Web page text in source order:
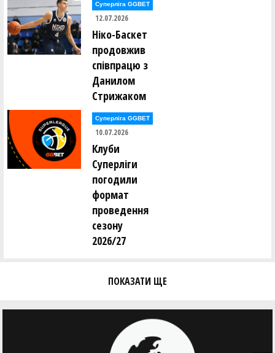
Даніїл Кощей (Бершадський ліцей (Вінниччина))
Матвій Кравець (ДНІПРОВСЬКИЙ ЛІЦЕЙ № 15
(Дніпропетровщина))
Максим Крен (ДНІПРОВСЬКИЙ ЛІЦЕЙ № 15
(Дніпропетровщина))
Єгор Кривульський (Житомирський ліцей 27
(Житомирщина))
Михайло Кудрявцев (УЖ-7 Ужгородський ліцей 7
Микита Кулінок (Одеський ліцей 65)
Олексій Купринюк (Житомирський ліцей 27
Владислав Курочкін (Новомиколаївський НРЦ
«Паросток» (Запорізька обл.))
Олександр Кухарчук (РІВНЕНСЬКИЙ ЛІЦЕЙ 28)
Суперліга GGBET
12.07.2026
Ніко-Баскет
продовжив
співпрацю з
Данилом
Стрижаком
Суперліга GGBET
10.07.2026
Клуби
Суперліги
погодили
формат
проведення
сезону
2026/27
ПОКАЗАТИ ЩЕ